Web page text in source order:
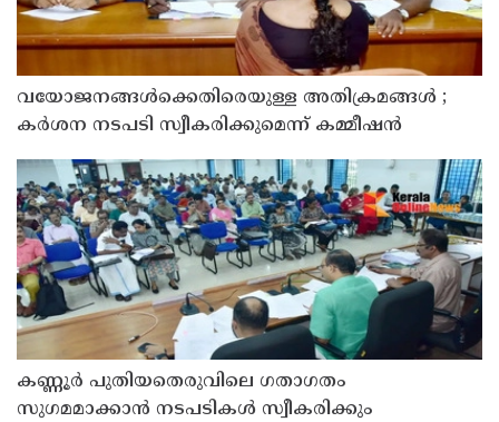
വയോജനങ്ങൾക്കെതിരെയുള്ള അതിക്രമങ്ങൾ ;
കർശന നടപടി സ്വീകരിക്കുമെന്ന് കമ്മീഷൻ
കണ്ണൂർ പുതിയതെരുവിലെ ഗതാഗതം
സുഗമമാക്കാന്‍ നടപടികള്‍ സ്വീകരിക്കും